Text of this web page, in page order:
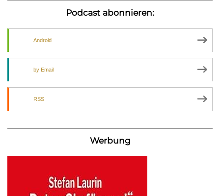
Podcast abonnieren:
Android
by Email
RSS
Werbung